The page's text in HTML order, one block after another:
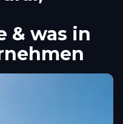
& was in